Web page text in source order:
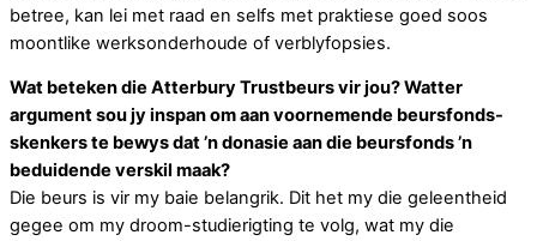
betree, kan lei met raad en selfs met praktiese goed soos
moontlike werksonderhoude of verblyfopsies.
Wat beteken die Atterbury Trustbeurs vir jou? Watter
argument sou jy inspan om aan voornemende beursfonds-
skenkers te bewys dat ’n donasie aan die beursfonds ’n
beduidende verskil maak?
Die beurs is vir my baie belangrik. Dit het my die geleentheid
gegee om my droom-studierigting te volg, wat my die